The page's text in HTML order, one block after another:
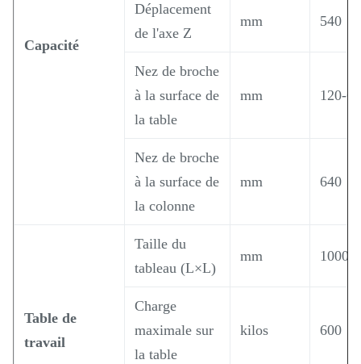
Capacité
Déplacement
de l'axe Z
mm 540
Nez de broche
à la surface de
la table
mm 120-
Nez de broche
à la surface de
la colonne
mm 640
Table de
travail
Taille du
tableau (L×L)
mm
Charge
maximale sur
la table
kilos 600